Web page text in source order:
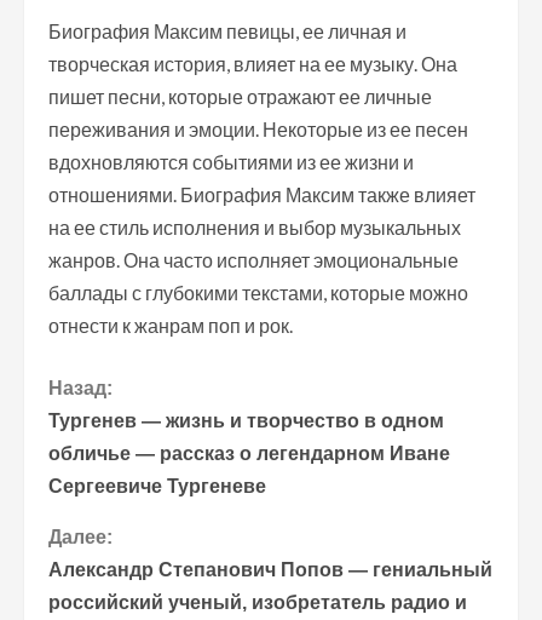
Биография Максим певицы, ее личная и
творческая история, влияет на ее музыку. Она
пишет песни, которые отражают ее личные
переживания и эмоции. Некоторые из ее песен
вдохновляются событиями из ее жизни и
отношениями. Биография Максим также влияет
на ее стиль исполнения и выбор музыкальных
жанров. Она часто исполняет эмоциональные
баллады с глубокими текстами, которые можно
отнести к жанрам поп и рок.
П
р
о
д
о
Назад:
Тургенев — жизнь и творчество в одном
обличье — рассказ о легендарном Иване
Сергеевиче Тургеневе
Далее:
Александр Степанович Попов — гениальный
российский ученый, изобретатель радио и